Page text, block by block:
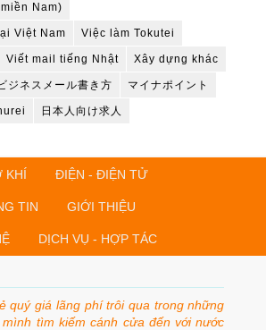
Nam)
Việt Nam Việc làm Tokutei
Viết mail tiếng Nhật Xây dựng khác
ジネスメール書き方 マイナポイント
日本人向け求人
KHÍ ĐIỆN - ĐIỆN TỬ
TIN GIỚI THIỆU
DỊCH VỤ - HỢP TÁC
quý giá lãng phí trôi qua trong những
tìm kiếm cánh cửa đến với nước